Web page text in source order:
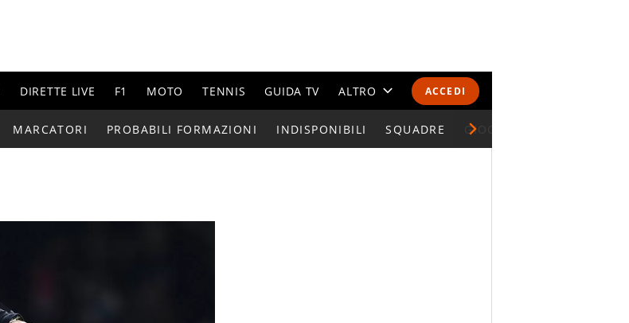
ACCEDI
DIRETTE LIVE F1 MOTO TENNIS GUIDA TV ALTRO
CALENDARI E CLASSIFICHE
MARCATORI PROBABILI FORMAZIONI INDISPONIBILI SQUADRE GIOCATORI SERIE A